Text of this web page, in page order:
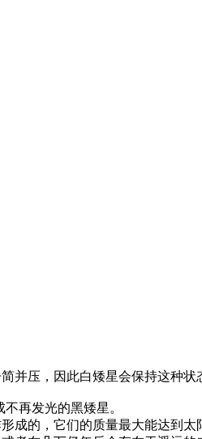
压，因此白矮星会保持这种
再发光的黑矮星。
成的，它们的质量最大能达到太